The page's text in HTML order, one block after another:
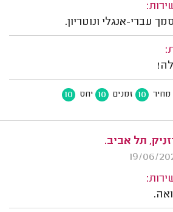
עברי-אנגלי ונוטריון.
מחיר 10 זמנים 10 יחס 10
תל אביב.